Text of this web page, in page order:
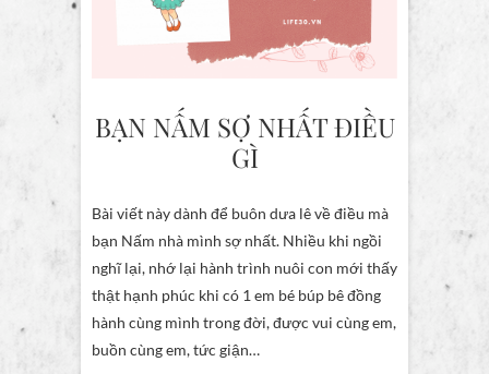
BẠN NẤM SỢ NHẤT ĐIỀU
GÌ
Bài viết này dành để buôn dưa lê về điều mà
bạn Nấm nhà mình sợ nhất. Nhiều khi ngồi
nghĩ lại, nhớ lại hành trình nuôi con mới thấy
thật hạnh phúc khi có 1 em bé búp bê đồng
hành cùng mình trong đời, được vui cùng em,
buồn cùng em, tức giận…